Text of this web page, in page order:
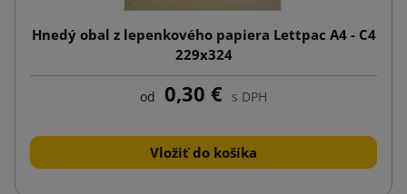
Hnedý obal z lepenkového papiera Lettpac A4 - C4
229x324
od 0,30 € s DPH
Vložiť do košíka